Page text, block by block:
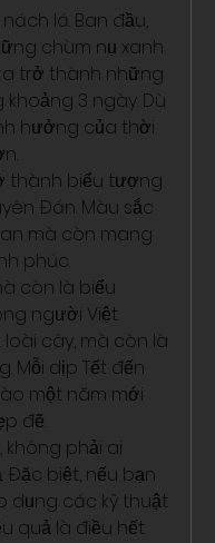
lá. Ban đầu,
chùm nụ xanh
trở thành những
3 ngày. Dù
hưởng của thời
thành biểu tượng
Đán. Màu sắc
mà còn mang
phúc.
còn là biểu
người Việt.
cây, mà còn là
Mỗi dịp Tết đến
một năm mới
đẽ.
phải ai
biệt, nếu bạn
dụng các kỹ thuật
quả là điều hết